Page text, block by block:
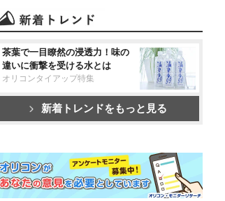
茶葉で一目瞭然の浸透力！味の
違いに衝撃を受ける水とは
オリコンタイアップ特集
新着トレンドをもっと見る